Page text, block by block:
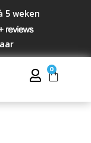
5 weken
0